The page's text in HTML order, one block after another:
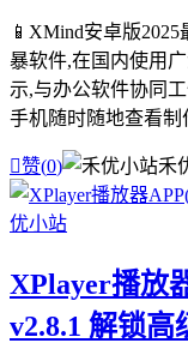
📱XMind安卓版
暴软件,在国内使用
示,与办公软件协同
手机随时随地查看制
赞(0) 禾
XPlayer播放
v2.8.1 解锁高